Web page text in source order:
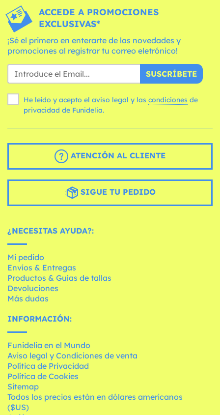
ACCEDE A PROMOCIONES
EXCLUSIVAS*
¡Sé el primero en enterarte de las novedades y
promociones al registrar tu correo eletrónico!
SUSCRÍBETE
He leído y acepto el aviso legal y las condiciones
privacidad de Funidelia.
ATENCIÓN AL CLIENTE
SIGUE TU PEDIDO
¿NECESITAS AYUDA?:
Mi pedido
Envíos & Entregas
Productos & Guías de tallas
Devoluciones
Más dudas
INFORMACIÓN:
Funidelia en el Mundo
Aviso legal y Condiciones de venta
Política de Privacidad
Política de Cookies
Sitemap
Todos los precios están en dólares americanos
($US)